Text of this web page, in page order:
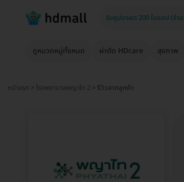
ดูหมวดหมู่ทั้งหมด ผ่าตัด HDcare สุขภาพ
หน้าแรก > โรงพยาบาลพญาไท 2 > รีวิวจากลูกค้า